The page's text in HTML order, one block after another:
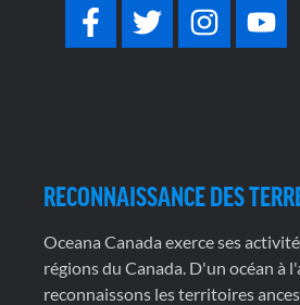
RECONNAISSANCE DES
Oceana Canada exerce ses
régions du Canada. D'un océan à
reconnaissons les territoires